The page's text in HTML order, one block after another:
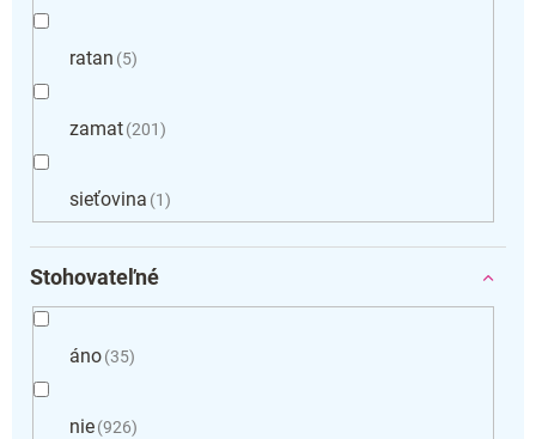
ratan 5
zamat 201
sieťovina 1
Stohovateľné
áno 35
nie 926